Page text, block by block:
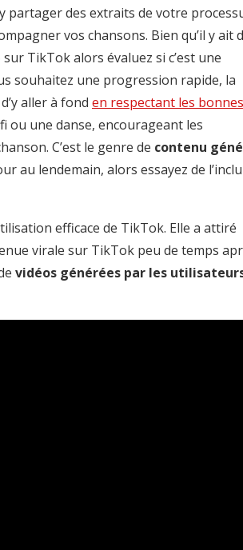
des extraits de votre
vos chansons. Bien qu’il y ait
TikTok alors évaluez si c’est une
souhaitez une progression rapide, la
aller à fond en respectant les bonnes
ou une danse, encourageant les
C’est le genre de contenu
au lendemain, alors essayez de
efficace de TikTok. Elle a attiré
virale sur TikTok peu de temps
vidéos générées par les